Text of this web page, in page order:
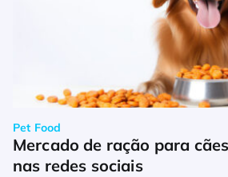
Pet Food
Mercado de ração para
nas redes sociais